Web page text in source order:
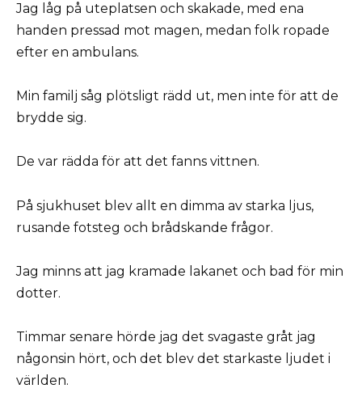
Jag låg på uteplatsen och skakade, med ena
handen pressad mot magen, medan folk ropade
efter en ambulans.
Min familj såg plötsligt rädd ut, men inte för att de
brydde sig.
De var rädda för att det fanns vittnen.
På sjukhuset blev allt en dimma av starka ljus,
rusande fotsteg och brådskande frågor.
Jag minns att jag kramade lakanet och bad för min
dotter.
Timmar senare hörde jag det svagaste gråt jag
någonsin hört, och det blev det starkaste ljudet i
världen.